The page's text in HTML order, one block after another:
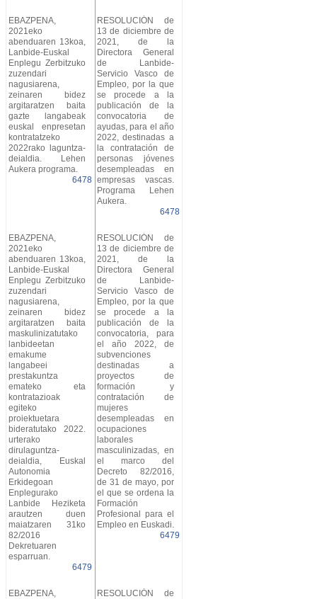
EBAZPENA,
2021eko
abenduaren 13koa,
Lanbide-Euskal
Enplegu Zerbitzuko
zuzendari
nagusiarena,
zeinaren bidez
argitaratzen baita
gazte langabeak
euskal enpresetan
kontratatzeko
2022rako laguntza-
deialdia. Lehen
Aukera programa.
6478
RESOLUCIÓN de
13 de diciembre de
2021, de la
Directora General
de Lanbide-
Servicio Vasco de
Empleo, por la que
se procede a la
publicación de la
convocatoria de
ayudas, para el año
2022, destinadas a
la contratación de
personas jóvenes
desempleadas en
empresas vascas.
Programa Lehen
Aukera.
6478
EBAZPENA,
2021eko
abenduaren 13koa,
Lanbide-Euskal
Enplegu Zerbitzuko
zuzendari
nagusiarena,
zeinaren bidez
argitaratzen baita
maskulinizatutako
lanbideetan
emakume
langabeei
prestakuntza
emateko eta
kontratazioak
egiteko
proiektuetara
bideratutako 2022.
urterako
dirulaguntza-
deialdia, Euskal
Autonomia
Erkidegoan
Enplegurako
Lanbide Heziketa
arautzen duen
maiatzaren 31ko
82/2016
Dekretuaren
esparruan.
6479
RESOLUCIÓN de
13 de diciembre de
2021, de la
Directora General
de Lanbide-
Servicio Vasco de
Empleo, por la que
se procede a la
publicación de la
convocatoria, para
el año 2022, de
subvenciones
destinadas a
proyectos de
formación y
contratación de
mujeres
desempleadas en
ocupaciones
laborales
masculinizadas, en
el marco del
Decreto 82/2016,
de 31 de mayo, por
el que se ordena la
Formación
Profesional para el
Empleo en Euskadi.
6479
EBAZPENA,
RESOLUCIÓN de